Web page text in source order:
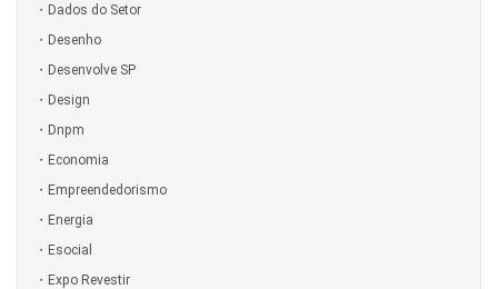
Dados do Setor
Desenho
Desenvolve SP
Design
Dnpm
Economia
Empreendedorismo
Energia
Esocial
Expo Revestir